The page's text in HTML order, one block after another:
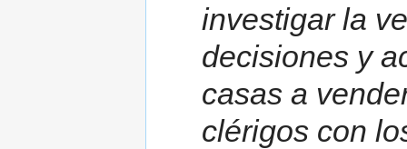
investigar la
decisiones y
casas a
clérigos con